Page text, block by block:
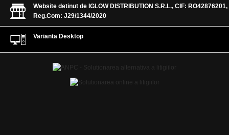
Website detinut de IGLOW DISTRIBUTION S.R.L., CIF: RO42876201,
Reg.Com: J29/1344/2020
Varianta Desktop